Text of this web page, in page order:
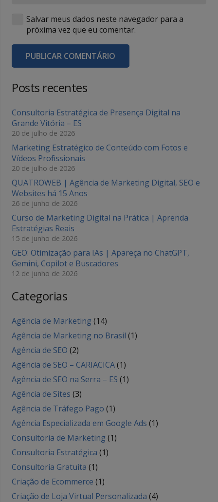
Salvar meus dados neste navegador para a
próxima vez que eu comentar.
PUBLICAR COMENTÁRIO
Posts recentes
Consultoria Estratégica de Presença Digital na
Grande Vitória – ES
20 de julho de 2026
Marketing Estratégico de Conteúdo com Fotos e
Vídeos Profissionais
20 de julho de 2026
QUATROWEB | Agência de Marketing Digital, SEO e
Websites há 15 Anos
26 de junho de 2026
Curso de Marketing Digital na Prática | Aprenda
Estratégias Reais
15 de junho de 2026
GEO: Otimização para IAs | Apareça no ChatGPT,
Gemini, Copilot e Buscadores
12 de junho de 2026
Categorias
Agência de Marketing (14)
Agência de Marketing no Brasil (1)
Agência de SEO (2)
Agência de SEO – CARIACICA(1)
Agência de SEO na Serra – ES (1)
Agência de Sites (3)
Agência de Tráfego Pago (1)
Agência Especializada em Google Ads (1)
Consultoria de Marketing (1)
Consultoria Estratégica (1)
Consultoria Gratuita (1)
Criação de Ecommerce (1)
Criação de Loja Virtual Personalizada (4)